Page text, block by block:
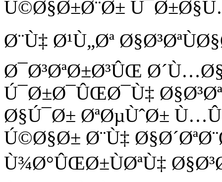
Ú©Ø§Ø±Ø¨Ø±
Ø¨Ù‡ Ø¹Ù„Øª
Ø¯Ø³ØªØ±Ø³ÛŒ
Ú¯Ø±Ø¯ÛŒØ¯Ù‡ Ø§Ø³Øª
Ø§Ú¯Ø± ØªØµÙˆØ±
Ú©Ø§Ø± Ø¨Ù‡
Ù¾Ø°ÛŒØ±ÙØªÙ‡